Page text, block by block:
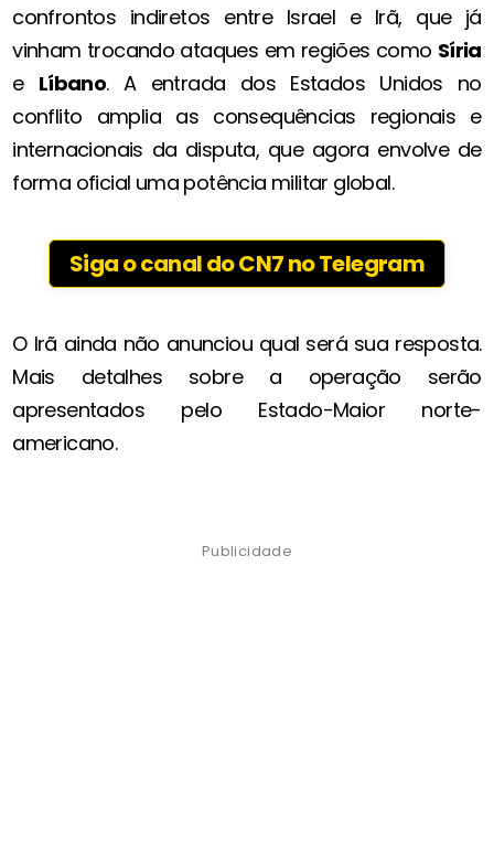
confrontos indiretos entre Israel e Irã, que já
vinham trocando ataques em regiões como Síria
e Líbano. A entrada dos Estados Unidos no
conflito amplia as consequências regionais e
internacionais da disputa, que agora envolve de
forma oficial uma potência militar global.
Siga o canal do CN7 no Telegram
O Irã ainda não anunciou qual será sua resposta.
Mais detalhes sobre a operação serão
apresentados pelo Estado-Maior norte-
americano.
Publicidade